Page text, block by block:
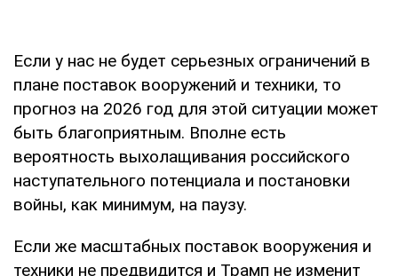
Если у нас не будет серьезных ограничений в
плане поставок вооружений и техники, то
прогноз на 2026 год для этой ситуации может
быть благоприятным. Вполне есть
вероятность выхолащивания российского
наступательного потенциала и постановки
войны, как минимум, на паузу.
Если же масштабных поставок вооружения и
техники не предвидится и Трамп не изменит